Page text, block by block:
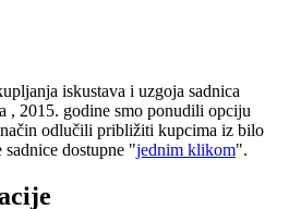
iskustava i uzgoja sadnica
, 2015. godine smo ponudili opciju
odlučili približiti kupcima iz bilo
dostupne "jednim klikom".